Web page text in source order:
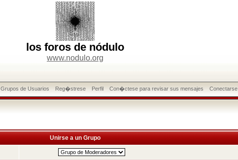
los foros de nódulo
www.nodulo.org
Grupos de Usuarios Reg�strese Perfil Con�ctese para revisar sus mensajes Conectarse
Unirse a un Grupo